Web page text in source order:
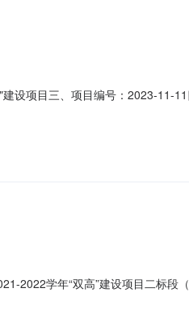
设项目三、项目编号：2023-11-
六、合同主要信息1、合同金额：
2022学年“双高”建设项目二标段
学校实施2021-2022学年“